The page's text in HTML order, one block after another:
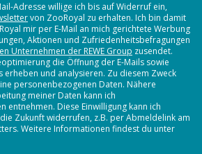
Adresse willige ich bis auf Widerruf ein,
von ZooRoyal zu erhalten. Ich bin damit
mir per E-Mail an mich gerichtete Werbung
Aktionen und Zufriedenheitsbefragungen
Unternehmen der REWE Group zusendet.
die Öffnung der E-Mails sowie
erheben und analysieren. Zu diesem Zweck
personenbezogenen Daten. Nähere
meiner Daten kann ich
entnehmen. Diese Einwilligung kann ich
Zukunft widerrufen, z.B. per Abmeldelink am
Weitere Informationen findest du unter